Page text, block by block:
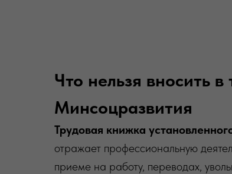
Что нельзя вносить
Минсоцразвития
Трудовая книжка
отражает профессиональную
приеме на работу, переводах,